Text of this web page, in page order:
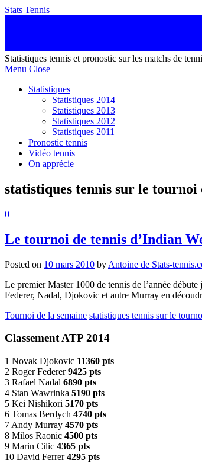
Stats Tennis
Statistiques tennis et pronostic sur les matchs de
Menu Close
Statistiques
Statistiques 2014
Statistiques 2013
Statistiques 2012
Statistiques 2011
Pronostic tennis
Vidéo tennis
On apprécie
statistiques tennis sur le tournoi
0
Le tournoi de tennis d’Indian
Posted on 10 mars 2010 by Antoine de Stats-
Le premier Master 1000 de tennis de l’année
Federer, Nadal, Djokovic et autre Murray en
Tournoi de la semaine statistiques tennis sur le
Classement ATP 2014
1 Novak Djokovic 11360 pts
2 Roger Federer9425 pts
3 Rafael Nadal 6890 pts
4 Stan Wawrinka 5190 pts
5 Kei Nishikori 5170 pts
6 Tomas Berdych 4740 pts
7 Andy Murray 4570 pts
8 Milos Raonic 4500 pts
9 Marin Cilic 4365 pts
10 David Ferrer4295 pts